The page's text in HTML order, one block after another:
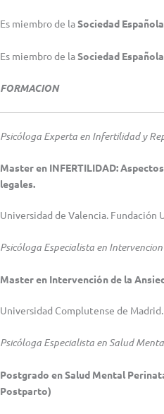
Es miembro de laSociedad
Es miembro de laSociedad
FORMACION
Psicóloga Experta en Infertilidad y
Master en INFERTILIDAD:
legales.
Universidad de Valencia. Fundación
Psicóloga Especialista en
Master en Intervención de la
Universidad Complutense de Madrid.
Psicóloga Especialista en Salud
Postgrado en Salud Mental
Postparto)